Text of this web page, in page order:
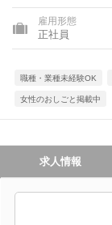
雇用形態
正社員
職種・業種未経験OK
女性のおしごと掲載中
求人情報